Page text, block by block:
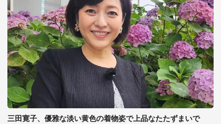
三田寛子、優雅な淡い黄色の着物姿で上品なたたずまいで